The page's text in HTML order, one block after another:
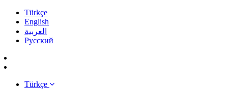
Türkçe
English
العربية
Pусский
Türkçe